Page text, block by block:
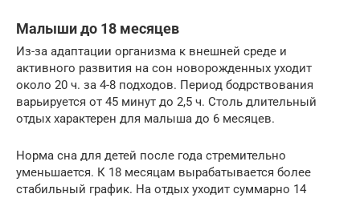
Малыши до 18 месяцев
Из-за адаптации организма к внешней среде и
активного развития на сон новорожденных уходит
около 20 ч. за 4-8 подходов. Период бодрствования
варьируется от 45 минут до 2,5 ч. Столь длительный
отдых характерен для малыша до 6 месяцев.
Норма сна для детей после года стремительно
уменьшается. К 18 месяцам вырабатывается более
стабильный график. На отдых уходит суммарно 14